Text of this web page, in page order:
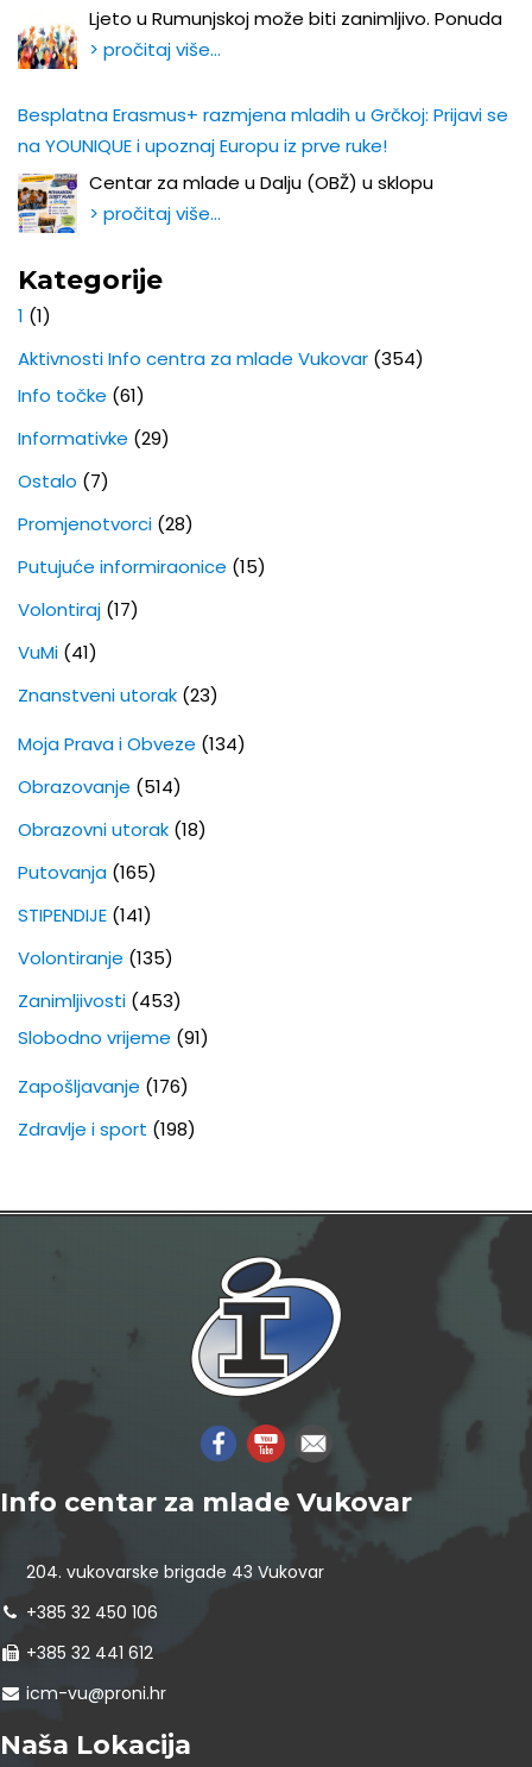
Ljeto u Rumunjskoj može biti zanimljivo. Ponuda
> pročitaj više…
Besplatna Erasmus+ razmjena mladih u Grčkoj: Prijavi se
na YOUNIQUE i upoznaj Europu iz prve ruke!
Centar za mlade u Dalju (OBŽ) u sklopu
> pročitaj više…
Kategorije
1 (1)
Aktivnosti Info centra za mlade Vukovar (354)
Info točke (61)
Informativke (29)
Ostalo (7)
Promjenotvorci (28)
Putujuće informiraonice (15)
Volontiraj (17)
VuMi (41)
Znanstveni utorak (23)
Moja Prava i Obveze (134)
Obrazovanje (514)
Obrazovni utorak (18)
Putovanja (165)
STIPENDIJE (141)
Volontiranje (135)
Zanimljivosti (453)
Slobodno vrijeme (91)
Zapošljavanje (176)
Zdravlje i sport (198)
Info centar za mlade Vukovar
204. vukovarske brigade 43 Vukovar
+385 32 450 106
+385 32 441 612
icm-vu@proni.hr
Naša Lokacija